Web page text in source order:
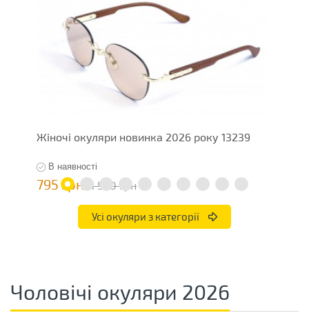
Жіночі окуляри новинка 2026 року 13239
В наявності
795 грн 1 590 грн
Усі окуляри з категорії
Чоловічі окуляри 2026